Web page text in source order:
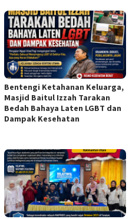
Bentengi Ketahanan Keluarga,
Masjid Baitul Izzah Tarakan
Bedah Bahaya Laten LGBT dan
Dampak Kesehatan